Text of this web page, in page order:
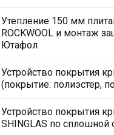
Утепление 150 мм
ROCKWOOL и монтаж
Ютафол
Устройство покрытия
(покрытие: полиэстер,
Устройство покрытия
SHINGLAS по сплошной